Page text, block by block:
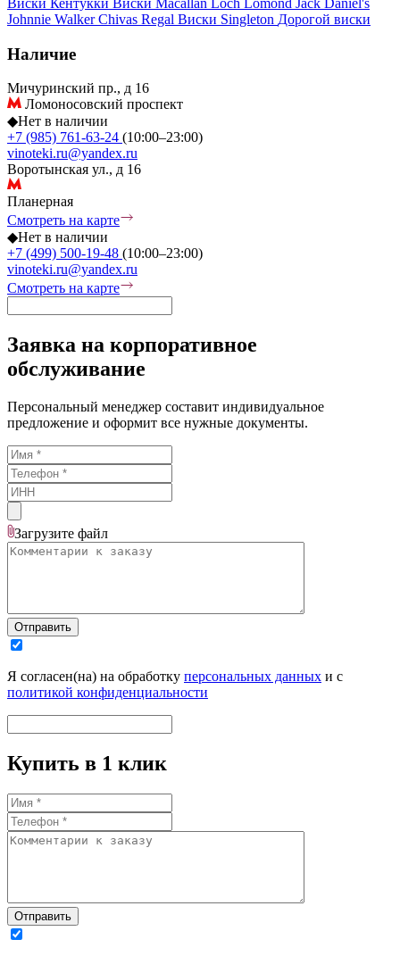
Johnnie WalkerChivas Regal Виски Singleton Дорогой виски
Наличие
Мичуринский пр., д 16
Ломоносовский проспект
◆Нет в наличии
+7 (985) 761-63-24 (10:00–23:00)
vinoteki.ru@yandex.ru
Воротынская ул., д 16
Планерная
Смотреть на карте
◆Нет в наличии
+7 (499) 500-19-48 (10:00–23:00)
vinoteki.ru@yandex.ru
Смотреть на карте
Заявка на корпоративное
обслуживание
Персональный менеджер составит индивидуальное
предложение и оформит все нужные документы.
Загрузите файл
Отправить
Я согласен(на) на обработку персональных данных и с
политикой конфиденциальности
Купить в 1 клик
Отправить